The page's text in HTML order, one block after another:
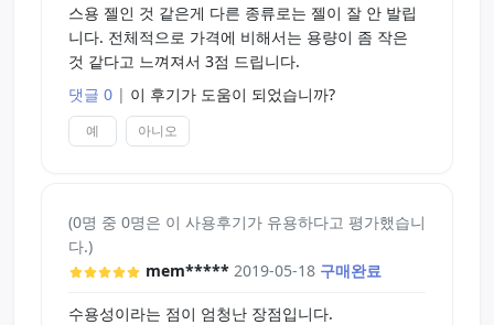
스용 젤인 것 같은게 다른 종류로는 젤이 잘 안 발립
니다. 전체적으로 가격에 비해서는 용량이 좀 작은
것 같다고 느껴져서 3점 드립니다.
댓글 0 | 이 후기가 도움이 되었습니까?
예 아니오
(0명 중 0명은 이 사용후기가 유용하다고 평가했습니
다.)
mem***** 2019-05-18 구매완료
수용성이라는 점이 엄청난 장점입니다.